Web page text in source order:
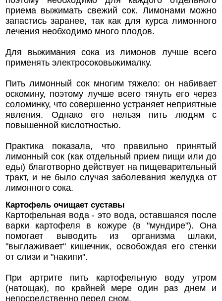
приема выжимать свежий сок. Лимонами можно
запастись заранее, так как для курса лимонного
лечения необходимо много плодов.
Для выжимания сока из лимонов лучше всего
применять электросоковыжималку.
Пить лимонный сок многим тяжело: он набивает
оскомину, поэтому лучше всего тянуть его через
соломинку, что совершенно устраняет неприятные
явления. Однако его нельзя пить людям с
повышенной кислотностью.
Практика показала, что правильно принятый
лимонный сок (как отдельный прием пищи или до
еды) благотворно действует на пищеварительный
тракт, и не было случая заболевания желудка от
лимонного сока.
Картофель очищает суставы
Картофельная вода - это вода, оставшаяся после
варки картофеля в кожуре (в "мундире"). Она
помогает выводить из организма шлаки,
"выглаживает" кишечник, освобождая его стенки
от слизи и "накипи".
При артрите пить картофельную воду утром
(натощак), по крайней мере один раз днем и
непосредственно перед сном.